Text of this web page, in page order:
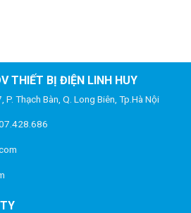
THIẾT BỊ ĐIỆN LINH HUY
Thạch Bàn, Q. Long Biên, Tp.Hà Nội